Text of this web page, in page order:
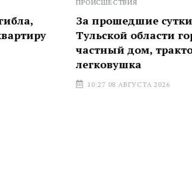
ПРОИСШЕСТВИЯ
За прошедшие сутки в
Тульской области горели
частный дом, трактор и
легковушка
10:27 08 АВГУСТА 2026